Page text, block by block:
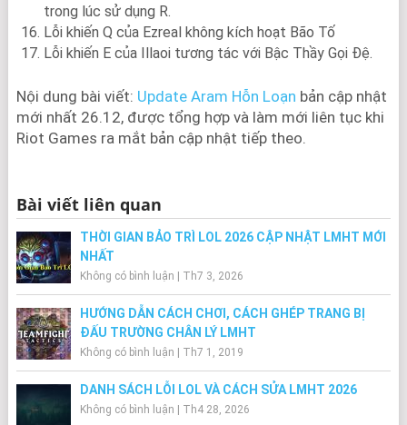
trong lúc sử dụng R.
Lỗi khiến Q của Ezreal không kích hoạt Bão Tố
Lỗi khiến E của Illaoi tương tác với Bậc Thầy Gọi Đệ.
Nội dung bài viết: Update Aram Hỗn Loạn bản cập nhật
mới nhất 26.12, được tổng hợp và làm mới liên tục khi
Riot Games ra mắt bản cập nhật tiếp theo.
Bài viết liên quan
THỜI GIAN BẢO TRÌ LOL 2026 CẬP NHẬT LMHT MỚI
NHẤT
Không có bình luận | Th7 3, 2026
HƯỚNG DẪN CÁCH CHƠI, CÁCH GHÉP TRANG BỊ
ĐẤU TRƯỜNG CHÂN LÝ LMHT
Không có bình luận | Th7 1, 2019
DANH SÁCH LỖI LOL VÀ CÁCH SỬA LMHT 2026
Không có bình luận | Th4 28, 2026